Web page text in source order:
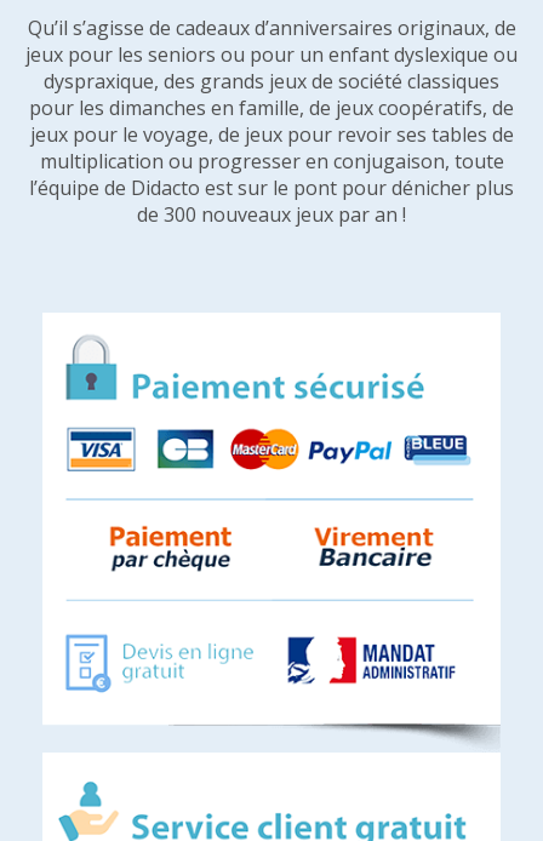
Qu’il s’agisse de cadeaux d’anniversaires originaux, de
jeux pour les seniors ou pour un enfant dyslexique ou
dyspraxique, des grands jeux de société classiques
pour les dimanches en famille, de jeux coopératifs, de
jeux pour le voyage, de jeux pour revoir ses tables de
multiplication ou progresser en conjugaison, toute
l’équipe de Didacto est sur le pont pour dénicher plus
de 300 nouveaux jeux par an !